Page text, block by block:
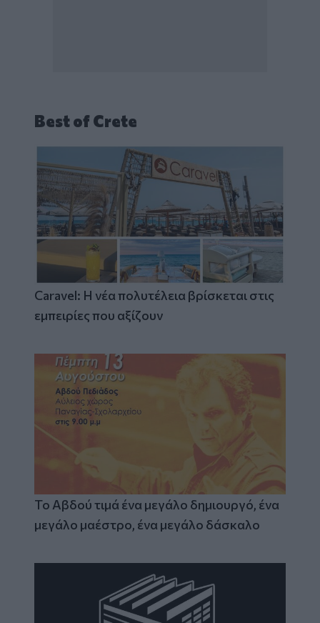
Best of Crete
Caravel: Η νέα πολυτέλεια βρίσκεται στις
εμπειρίες που αξίζουν
Το Αβδού τιμά ένα μεγάλο δημιουργό, ένα
μεγάλο μαέστρο, ένα μεγάλο δάσκαλο